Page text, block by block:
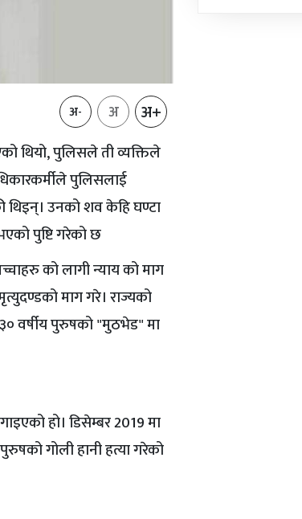
अ- अ अ+
थियो, पुलिसले ती व्यक्तिले
पुलिसलाई
थिइन्। उनको शव केहि घण्टा
पुष्टि गरेको छ
को लागी न्याय को माग
माग गरे। राज्यको
वर्षीय पुरुषको "मुठभेड" मा
हो। डिसेम्बर 2019 मा
गोली हानी हत्या गरेको